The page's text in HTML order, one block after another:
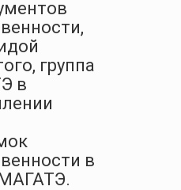
группа
в
в